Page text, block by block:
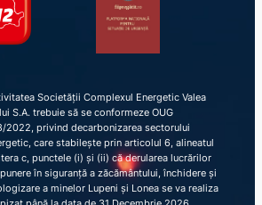
Societății Complexul Energetic Valea
S.A. trebuie să se conformeze OUG
2022, privind decarbonizarea sectorului
care stabilește prin articolul 6, alineatul
c, punctele (i) și (ii) că derularea lucrărilor
în siguranță a zăcământului, închidere și
a minelor Lupeni și Lonea se va realiza